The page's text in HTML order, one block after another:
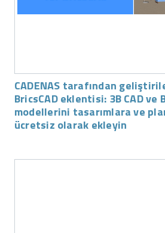
CADENAS tarafından
BricsCAD eklentisi: 3B CAD ve
modellerini tasarımlara ve
ücretsiz olarak ekleyin